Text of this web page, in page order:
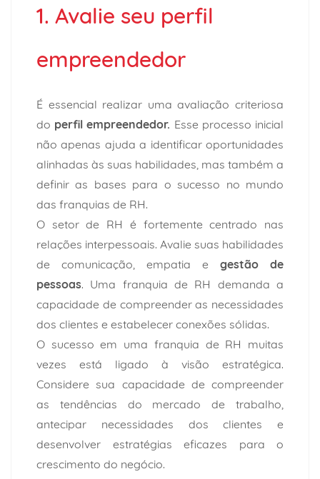
1. Avalie seu perfil
empreendedor
É essencial realizar uma avaliação criteriosa
do perfil empreendedor. Esse processo inicial
não apenas ajuda a identificar oportunidades
alinhadas às suas habilidades, mas também a
definir as bases para o sucesso no mundo
das franquias de RH.
O setor de RH é fortemente centrado nas
relações interpessoais. Avalie suas habilidades
de comunicação, empatia e gestão de
pessoas. Uma franquia de RH demanda a
capacidade de compreender as necessidades
dos clientes e estabelecer conexões sólidas.
O sucesso em uma franquia de RH muitas
vezes está ligado à visão estratégica.
Considere sua capacidade de compreender
as tendências do mercado de trabalho,
antecipar necessidades dos clientes e
desenvolver estratégias eficazes para o
crescimento do negócio.